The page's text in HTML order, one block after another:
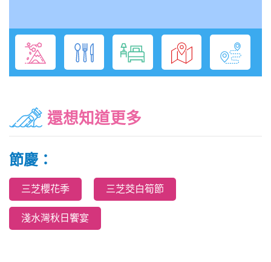
還想知道更多
節慶：
三芝櫻花季 三芝茭白筍節
淺水灣秋日饗宴